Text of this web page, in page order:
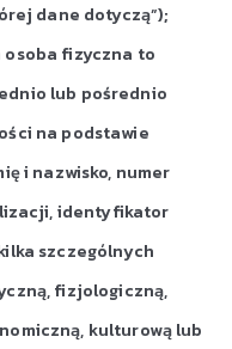
dane dotyczą”);
fizyczna to
lub pośrednio
na podstawie
i nazwisko, numer
identyfikator
szczególnych
fizjologiczną,
kulturową lub